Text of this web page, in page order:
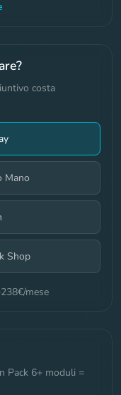
costa
Mano
Shop
238€/mese
Pack 6+ moduli =